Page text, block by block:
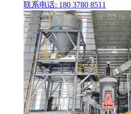
联系电话: 180 3780 8511